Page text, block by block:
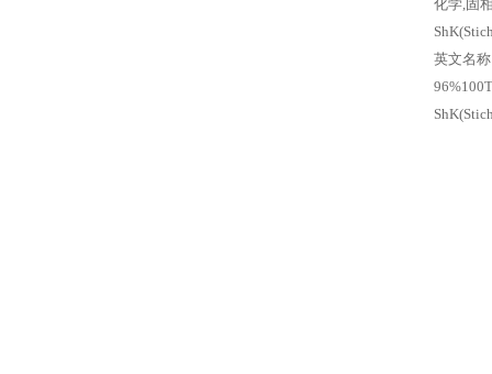
化学,固
英文名